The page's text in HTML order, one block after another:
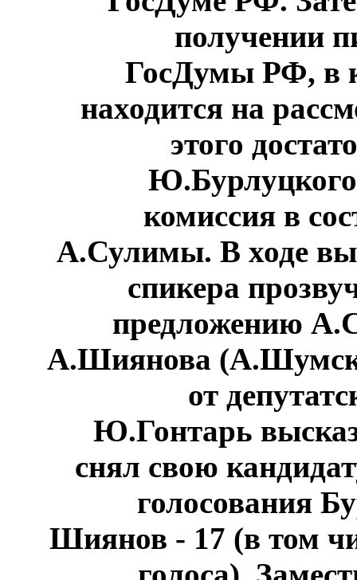
получении
ГосДумы РФ, в
находится на
этого
комиссия в
А.Сулимы. В ходе
спикера
предложению
А.Шиянова
от
Ю.Гонтарь
снял свою
голосования
Шиянов - 17 (в том